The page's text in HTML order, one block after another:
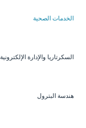
الخدمات الصحية
السكرتاريا والإدارة الإلكترونية
هندسة البترول